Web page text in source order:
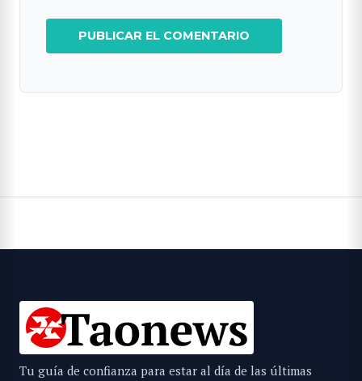
Tu guía de confianza para estar al día de las últimas